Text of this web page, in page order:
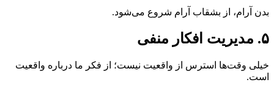
بدن آرام، از بشقاب آرام شروع می‌شود.
۵. مدیریت افکار منفی
خیلی وقت‌ها استرس از واقعیت نیست؛ از فکر ما درباره واقعیت
است.